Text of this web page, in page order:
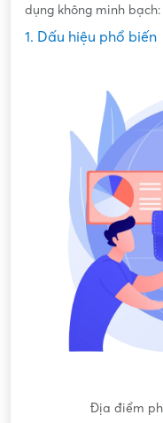
dụng không minh bạch:
1. Dấu hiệu phổ biến
Địa điểm